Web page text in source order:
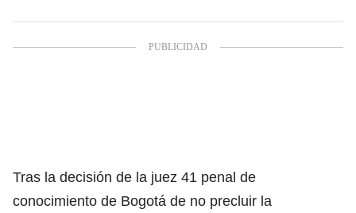
Tras la decisión de la juez 41 penal de
conocimiento de Bogotá de no precluir la